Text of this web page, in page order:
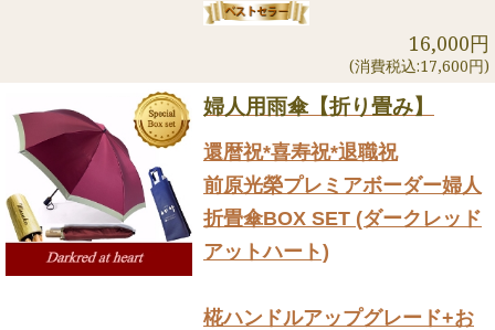
16,000円
(消費税込:17,600円)
婦人用雨傘【折り畳み】
還暦祝*喜寿祝*退職祝
前原光榮プレミアボーダー婦人
折畳傘BOX SET (ダークレッド
アットハート)
椛ハンドルアップグレード+お